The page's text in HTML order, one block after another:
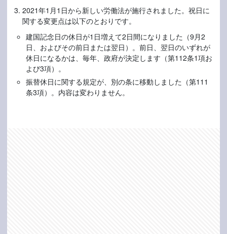
2021年1月1日から新しい労働法が施行されました。祝日に
関する変更点は以下のとおりです。
建国記念日の休日が1日増えて2日間になりました（9月2
日、およびその前日または翌日）。前日、翌日のいずれが
休日になるかは、毎年、政府が決定します（第112条1項お
よび3項）。
振替休日に関する規定が、別の条に移動しました（第111
条3項）。内容は変わりません。